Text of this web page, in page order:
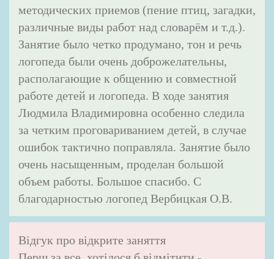
методических приемов (пение птиц, загадки,
различные виды работ над словарём и т.д.).
Занятие было четко продумано, тон и речь
логопеда были очень доброжелательны,
располагающие к общению и совместной
работе детей и логопеда. В ходе занятия
Людмила Владимировна особенно следила
за четким проговариванием детей, в случае
ошибок тактично поправляла. Занятие было
очень насыщенным, проделан большой
объем работы. Большое спасибо. С
благодарностью логопед Вербицкая О.В.
Відгук про відкрите заняття